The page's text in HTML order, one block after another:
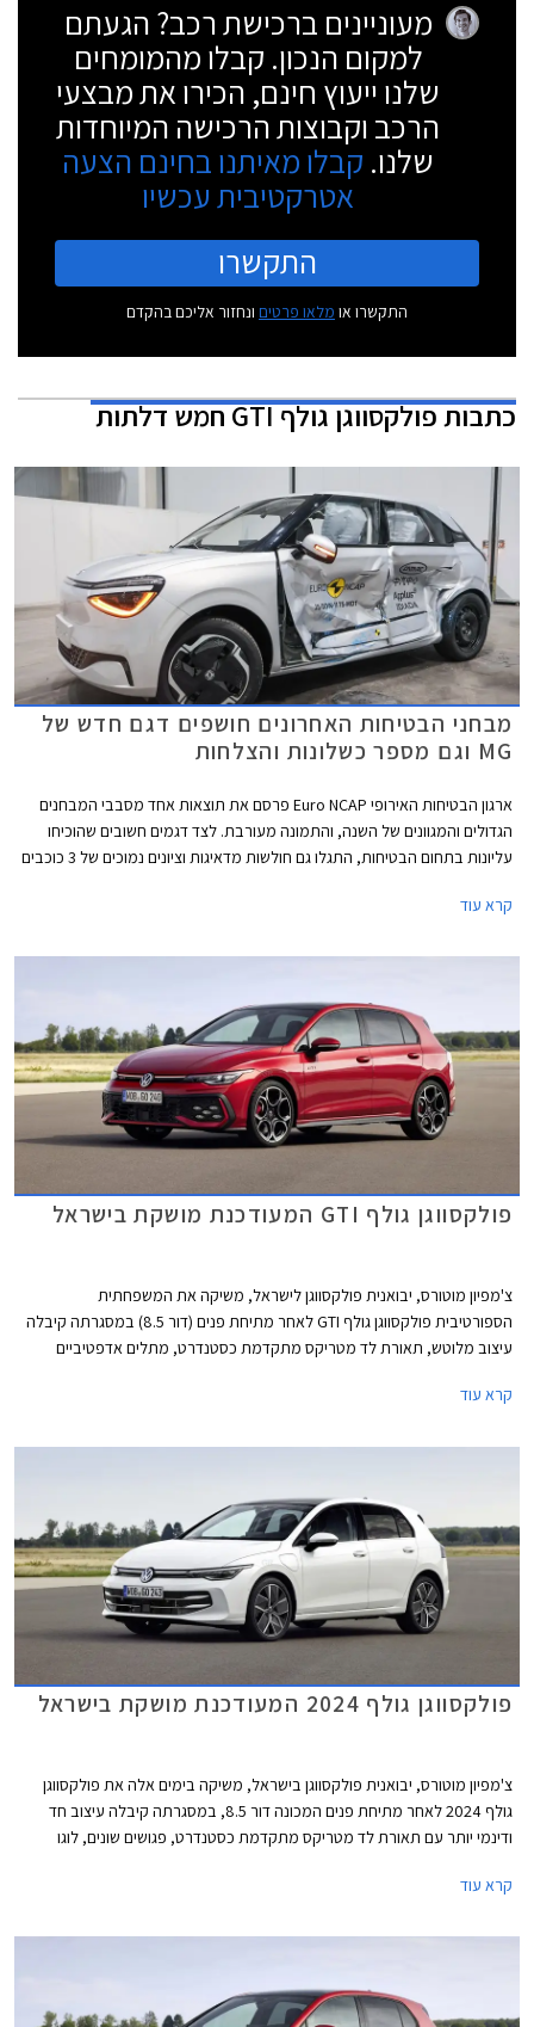
מעוניינים ברכישת רכב? הגעתם
למקום הנכון. קבלו מהמומחים
שלנו ייעוץ חינם, הכירו את מבצעי
הרכב וקבוצות הרכישה המיוחדות
שלנו. קבלו מאיתנו בחינם הצעה
אטרקטיבית עכשיו
התקשרו
התקשרו או מלאו פרטים ונחזור אליכם בהקדם
כתבותפולקסווגן גולף GTI חמש דלתות
מבחני הבטיחות האחרונים חושפים דגם חדש של
MG וגם מספר כשלונות והצלחות
ארגון הבטיחות האירופי Euro NCAP פרסם את תוצאות אחד מסבבי המבחנים
הגדולים והמגוונים של השנה, והתמונה מעורבת. לצד דגמים חשובים שהוכיחו
עליונות בתחום הבטיחות, התגלו גם חולשות מדאיגות וציונים נמוכים של 3 כוכבים
מנת לבדוק את רמת בטיחותו בסטנדרטים של היום.
קרא עוד
פולקסווגן גולף GTI המעודכנת מושקת בישראל
צ'מפיון מוטורס, יבואנית פולקסווגן לישראל, משיקה את המשפחתית
הספורטיבית פולקסווגן גולף GTI לאחר מתיחת פנים (דור 8.5) במסגרתה קיבלה
עיצוב מלוטש, תאורת לד מטריקס מתקדמת כסטנדרט, מתלים אדפטיביים
45,000 ₪ ביחס לדגם היוצא ועומד כעת על 299,900 ₪.
קרא עוד
פולקסווגן גולף 2024 המעודכנת מושקת בישראל
צ'מפיון מוטורס, יבואנית פולקסווגן בישראל, משיקה בימים אלה את פולקסווגן
גולף 2024 לאחר מתיחת פנים המכונה דור 8.5, במסגרתה קיבלה עיצוב חד
ודינמי יותר עם תאורת לד מטריקס מתקדמת כסטנדרט, פגושים שונים, לוגו
אינץ' עם ממשק נוח יותר לתפעול ואפשרויות התאמה אישית. בנוסף עודכן היצע
משמעותית ביחס לדגם הקודם ועומד על החל מ- 169,900 ₪.
קרא עוד